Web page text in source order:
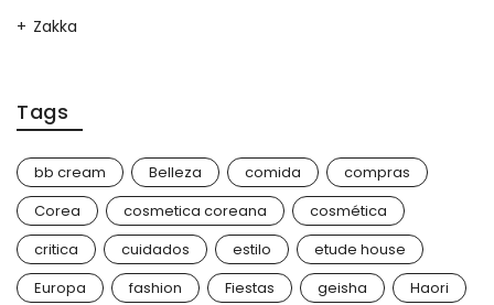
Zakka
Tags
bb cream Belleza comida
compras
Corea
cosmetica coreana
cosmética
critica
cuidados estilo
etude house
Europa
fashion Fiestas geisha
Haori